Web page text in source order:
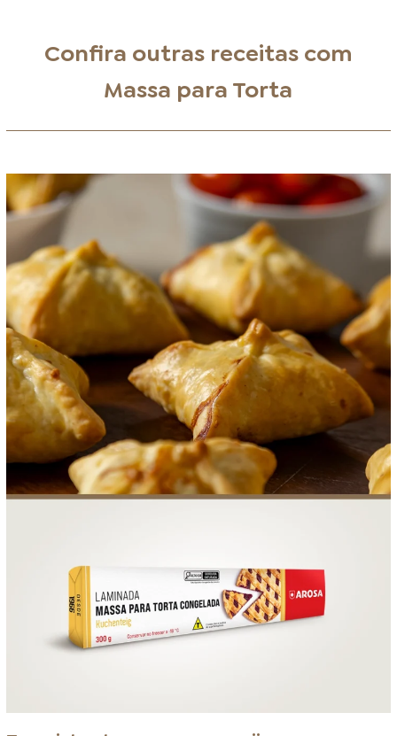
Confira outras receitas com
Massa para Torta